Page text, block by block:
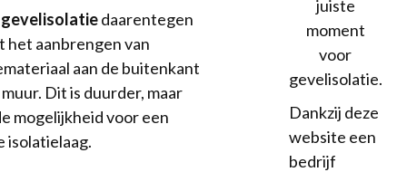
daarentegen
aanbrengen van
aan de buitenkant
Dit is duurder, maar
mogelijkheid voor een
isolatielaag.
juiste
moment
voor
gevelisolatie.
Dankzij deze
website een
bedrijf